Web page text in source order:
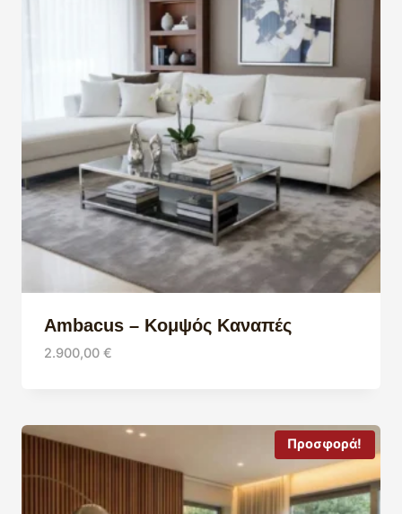
Ambacus – Κομψός Καναπές
2.900,00 €
Προσφορά!